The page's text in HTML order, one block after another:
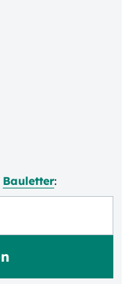
Bauletter: